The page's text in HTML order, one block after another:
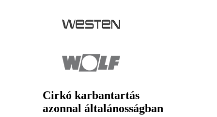
Cirkó karbantartás
azonnal általánosságban